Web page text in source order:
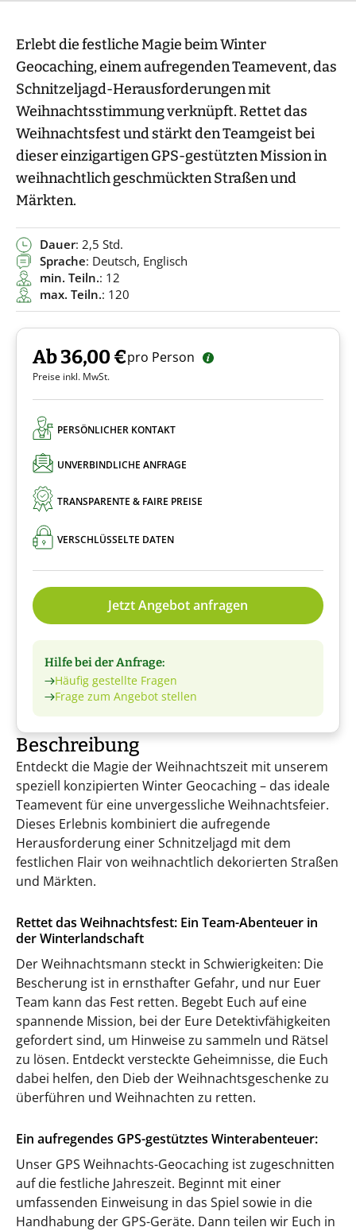
Erlebt die festliche Magie beim Winter
Geocaching, einem aufregenden Teamevent, das
Schnitzeljagd-Herausforderungen mit
Weihnachtsstimmung verknüpft. Rettet das
Weihnachtsfest und stärkt den Teamgeist bei
dieser einzigartigen GPS-gestützten Mission in
weihnachtlich geschmückten Straßen und
Märkten.
Dauer: 2,5 Std.
Sprache: Deutsch, Englisch
min. Teiln.: 12
max. Teiln.: 120
Ab 36,00 €pro Person
Preise inkl. MwSt.
PERSÖNLICHER KONTAKT
UNVERBINDLICHE ANFRAGE
TRANSPARENTE & FAIRE PREISE
VERSCHLÜSSELTE DATEN
Jetzt Angebot anfragen
Hilfe bei der Anfrage:
Häufig gestellte Fragen
Frage zum Angebot stellen
Beschreibung
Entdeckt die Magie der Weihnachtszeit mit unserem
speziell konzipierten Winter Geocaching – das ideale
Teamevent für eine unvergessliche Weihnachtsfeier.
Dieses Erlebnis kombiniert die aufregende
Herausforderung einer Schnitzeljagd mit dem
festlichen Flair von weihnachtlich dekorierten Straßen
und Märkten.
Rettet das Weihnachtsfest: Ein Team-Abenteuer in
der Winterlandschaft
Der Weihnachtsmann steckt in Schwierigkeiten: Die
Bescherung ist in ernsthafter Gefahr, und nur Euer
Team kann das Fest retten. Begebt Euch auf eine
spannende Mission, bei der Eure Detektivfähigkeiten
gefordert sind, um Hinweise zu sammeln und Rätsel
zu lösen. Entdeckt versteckte Geheimnisse, die Euch
dabei helfen, den Dieb der Weihnachtsgeschenke zu
überführen und Weihnachten zu retten.
Ein aufregendes GPS-gestütztes Winterabenteuer:
Unser GPS Weihnachts-Geocaching ist zugeschnitten
auf die festliche Jahreszeit. Beginnt mit einer
umfassenden Einweisung in das Spiel sowie in die
Handhabung der GPS-Geräte. Dann teilen wir Euch in